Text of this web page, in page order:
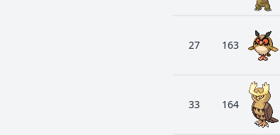
27 163
33 164